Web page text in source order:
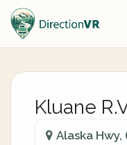
Kluane
Alaska